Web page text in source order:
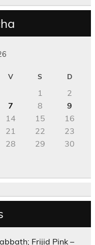
V S D
1
2
7 8
9
14 15
16
21 22
23
28 29
30
Frijid Pink –